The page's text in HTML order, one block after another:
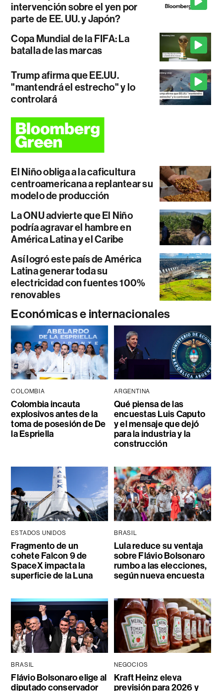
intervención sobre el yen por
parte de EE. UU. y Japón?
Copa Mundial de la FIFA: La
batalla de las marcas
Trump afirma que EE.UU.
"mantendrá el estrecho" y lo
controlará
El Niño obliga a la caficultura
centroamericana a replantear su
modelo de producción
La ONU advierte que El Niño
podría agravar el hambre en
América Latina y el Caribe
Así logró este país de América
Latina generar toda su
electricidad con fuentes 100%
renovables
Económicas e internacionales
COLOMBIA
Colombia incauta
explosivos antes de la
toma de posesión de De
la Espriella
ARGENTINA
Qué piensa de las
encuestas Luis Caputo
y el mensaje que dejó
para la industria y la
construcción
ESTADOS UNIDOS
Fragmento de un
cohete Falcon 9 de
SpaceX impacta la
superficie de la Luna
BRASIL
Lula reduce su ventaja
sobre Flávio Bolsonaro
rumbo a las elecciones,
según nueva encuesta
BRASIL
Flávio Bolsonaro elige al
diputado conservador
NEGOCIOS
Kraft Heinz eleva
previsión para 2026 y